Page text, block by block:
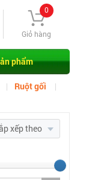
Giỏ hàng
0
phẩm
Ruột gối
xếp theo